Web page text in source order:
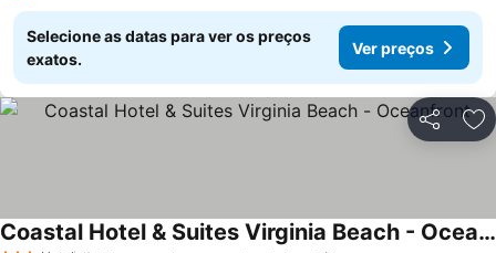
Selecione as datas para ver os preços
exatos.
Ver preços
Partilhar
Coastal Hotel & Suites Virginia Beach - Oceanfront